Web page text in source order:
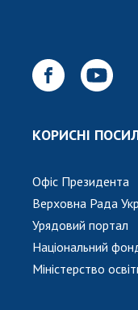
КОРИСНІ
Офіс Президента
Верховна Рада
Урядовий портал
Національний
Міністерство